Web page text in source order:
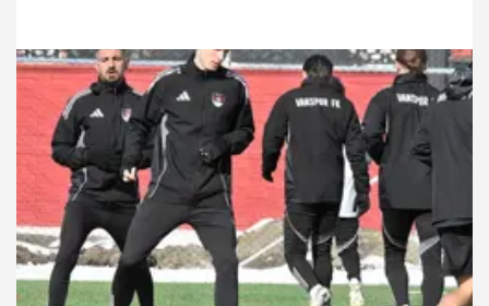
24.04.2026 Sivas